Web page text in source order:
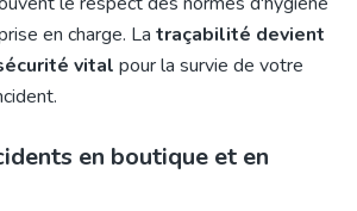
en charge. La traçabilité devient
vital pour la survie de votre
en boutique et en